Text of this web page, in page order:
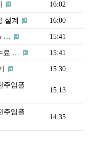
16:02
설계 16:00
… 15:41
료 … 15:41
15:30
주임플
15:13
주임플
14:35